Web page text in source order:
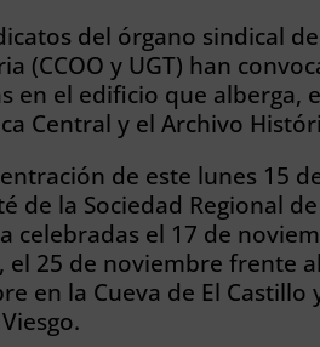
del órgano sindical
(CCOO y UGT) han
en el edificio que alberga,
Central y el Archivo
de este lunes 15
de la Sociedad Regional
celebradas el 17 de
el 25 de noviembre frente
en la Cueva de El